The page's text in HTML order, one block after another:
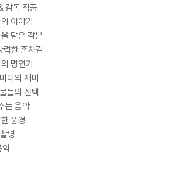
감독 작품
이야기
담은 각본
력한 존재감
명연기
디의 재미
들의 선택
는 음악
풍경
영
악